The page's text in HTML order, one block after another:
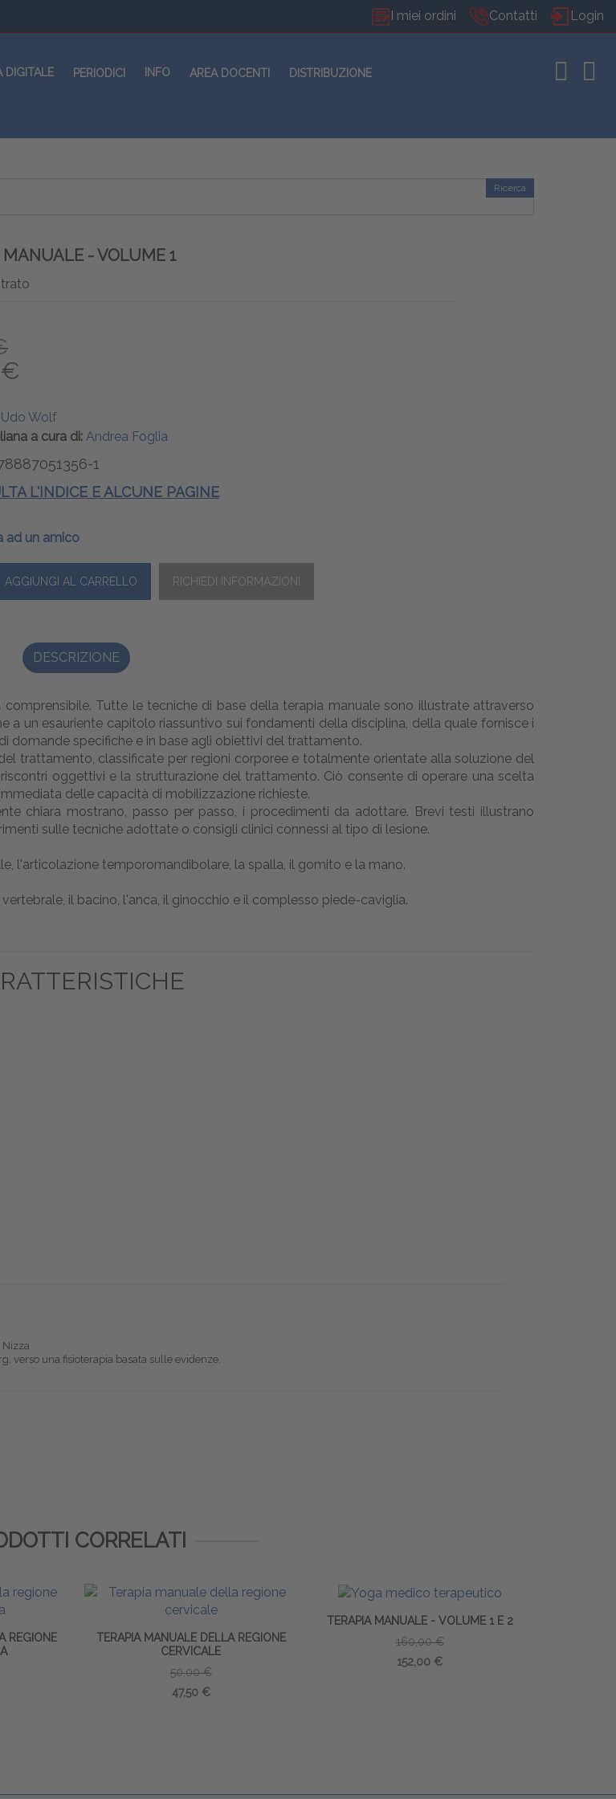
I miei ordini Contatti Login
DIGITALE PERIODICI INFO AREA DOCENTI DISTRIBUZIONE
Ricerca
MANUALE - VOLUME 1
Udo Wolf
a cura di: Andrea Foglia
1
L'INDICE E ALCUNE PAGINE
ad un amico
DESCRIZIONE
Tutte le tecniche di base della terapia manuale sono illustrate attraverso
a un esauriente capitolo riassuntivo sui fondamenti della disciplina, della quale fornisce i
domande specifiche e in base agli obiettivi del trattamento.
trattamento, classificate per regioni corporee e totalmente orientate alla soluzione del
oggettivi e la strutturazione del trattamento. Ciò consente di operare una scelta
delle capacità di mobilizzazione richieste.
chiara mostrano, passo per passo, i procedimenti da adottare. Brevi testi illustrano
sulle tecniche adottate o consigli clinici connessi al tipo di lesione.
l'articolazione temporomandibolare, la spalla, il gomito e la mano.
il bacino, l'anca, il ginocchio e il complesso piede-caviglia.
Nizza
verso una fisioterapia basata sulle evidenze.
CORRELATI
REGIONE
TERAPIA MANUALE DELLA REGIONE
CERVICALE
50,00 €
47,50 €
TERAPIA MANUALE - VOLUME 1 E 2
160,00 €
152,00 €